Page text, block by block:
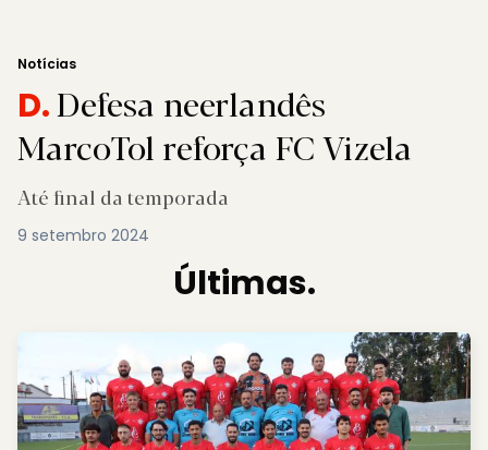
Notícias
D.Defesa neerlandês
MarcoTol reforça FC Vizela
Até final da temporada
9 setembro 2024
Últimas.